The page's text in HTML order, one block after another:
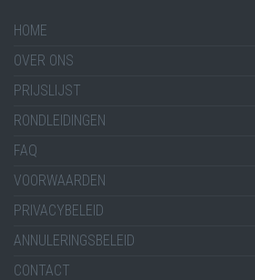
HOME
OVER ONS
PRIJSLIJST
RONDLEIDINGEN
FAQ
VOORWAARDEN
PRIVACYBELEID
ANNULERINGSBELEID
CONTACT